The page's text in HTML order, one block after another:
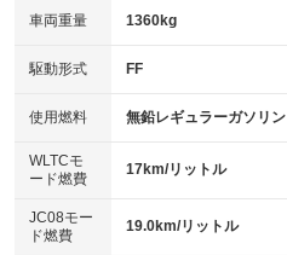
アイドリングストップ
：装備あり
USB入力端子
：装備なし
100V電源
：装備なし
センターデフロック
：装備なし
電動格納ミラー
：装備なし
キーレス
HID(キセノンライト)
：装備なし
バックカメラ
：装備あり
エアロ
：装備なし
：装備なし
パワーシート
車両重量 1360kg
駆動形式 FF
使用燃料 無鉛レギュラーガソリン
WLTCモ
ード燃費
17km/リットル
JC08モー
ド燃費
19.0km/リットル